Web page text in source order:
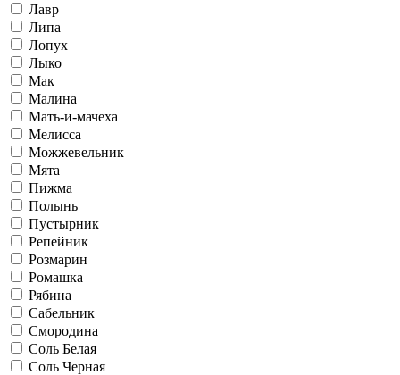
Лавр
Липа
Лопух
Лыко
Мак
Малина
Мать-и-мачеха
Мелисса
Можжевельник
Мята
Пижма
Полынь
Пустырник
Репейник
Розмарин
Ромашка
Рябина
Сабельник
Смородина
Соль Белая
Соль Черная